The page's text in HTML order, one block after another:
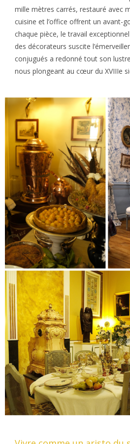
mille mètres carrés, restauré avec
cuisine et l’office offrent un avant-
chaque pièce, le travail
des décorateurs suscite
conjugués a redonné tout son
nous plongeant au cœur du XVIIIe